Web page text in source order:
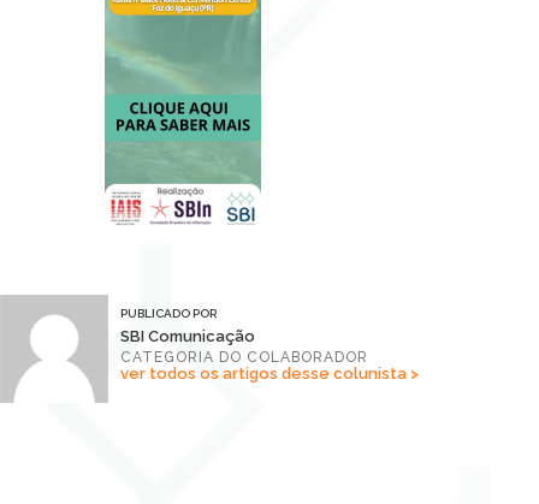
PUBLICADO POR
SBI Comunicação
CATEGORIA DO COLABORADOR
ver todos os artigos desse colunista >